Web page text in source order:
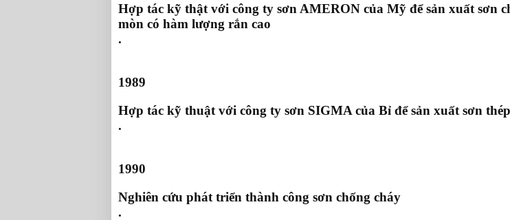
Hợp tác kỹ thật với công ty sơn AMERON của Mỹ để sản xuất sơn
mòn có hàm lượng rắn cao
.
1989
Hợp tác kỹ thuật với công ty sơn SIGMA của Bỉ để sản xuất sơn
.
1990
Nghiên cứu phát triển thành công sơn chống cháy
.